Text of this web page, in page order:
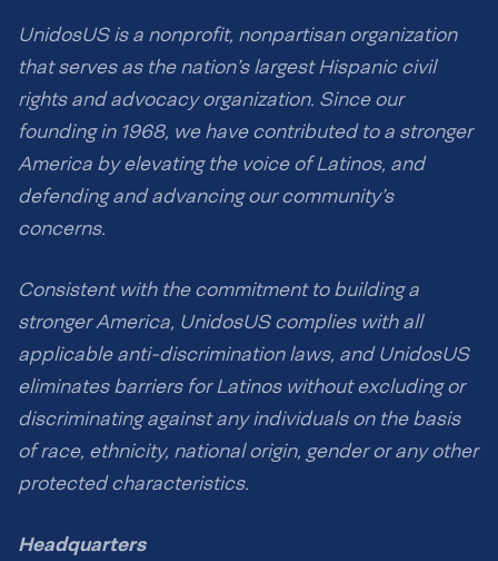
UnidosUS is a nonprofit, nonpartisan organization
that serves as the nation’s largest Hispanic civil
rights and advocacy organization. Since our
founding in 1968, we have contributed to a stronger
America by elevating the voice of Latinos, and
defending and advancing our community’s
concerns.
Consistent with the commitment to building a
stronger America, UnidosUS complies with all
applicable anti-discrimination laws, and UnidosUS
eliminates barriers for Latinos without excluding or
discriminating against any individuals on the basis
of race, ethnicity, national origin, gender or any other
protected characteristics.
Headquarters